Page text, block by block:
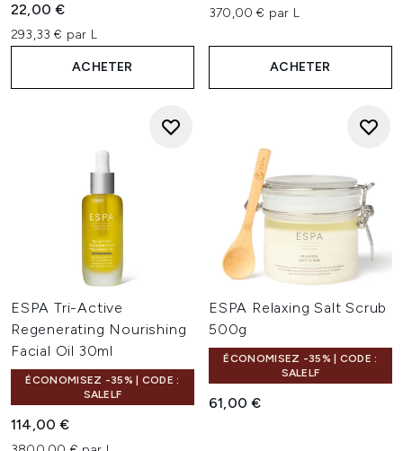
22,00 €
293,33 € par L
ACHETER
370,00 € par L
ACHETER
ESPA Tri-Active
Regenerating Nourishing
Facial Oil 30ml
ÉCONOMISEZ -35% | CODE :
SALELF
114,00 €
ESPA Relaxing Salt Scrub
500g
ÉCONOMISEZ -35% | CODE :
SALELF
61,00 €